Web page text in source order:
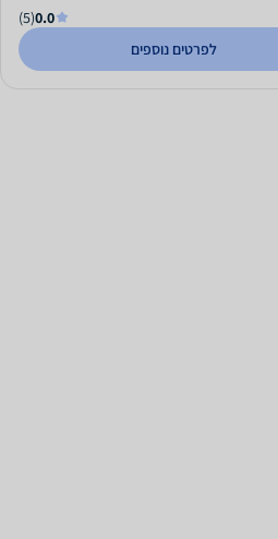
0.0
(5)
לפרטים נוספים